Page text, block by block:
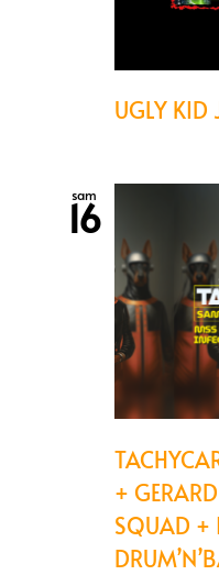
UGLY KID
sam
16
+
SQUAD +